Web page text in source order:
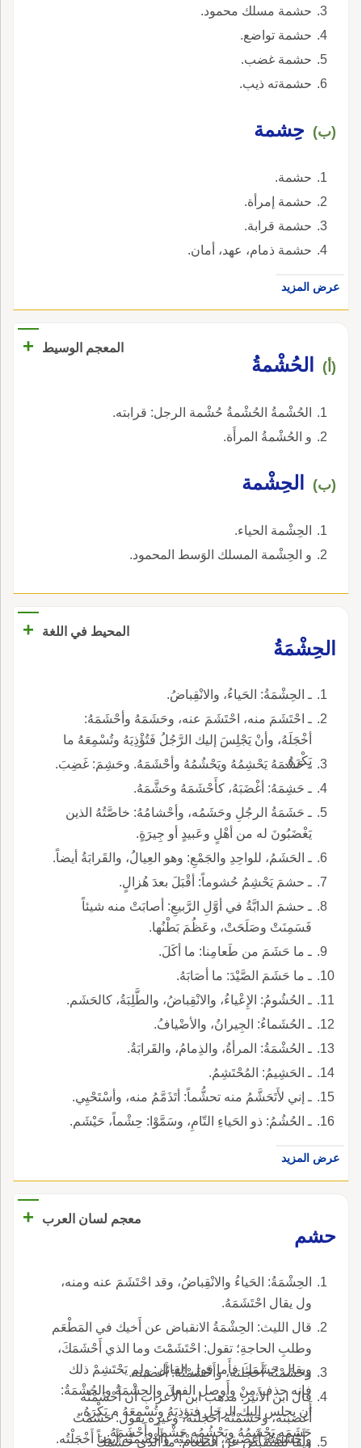
حشمة مسلك محمود.
حشمة تواضع.
حشمة غضب.
حشمةته ذيب.
(ب) حِشمة
حشمة.
حشمة إمرأة.
حشمة قرابة.
حشمة ذمام، عهد، أمان.
عرض المزيد
المعجم الوسيط +
(أ) الحُشْمةُ
الحُشْمةُ الحُشْمةُ حُشْمة الرجل: قرابته.
و الحُشْمةُ المرأَة.
(ب) الحِشْمة
الحِشْمة الحياء.
و الحِشْمة المسلك الوَسط المحمود.
المحيط في اللغة
+
الحِشْمَةُ
ـ الحِشْمَةُ: الحَياءُ، والانْقِباضُ.
ـ احْتَشَمَ منه، احْتَشَمَ عنه، وحَشَمَهُ وأحْشَمَهُ:
أخْجَلَهُ، وأنْ يَجْلِسَ إليك الرَّجُلُ فَتُؤْذِيَهُ وتُسْمِعَهُ ما
يَكْرَهُ.
ـ حَشَمَهُ يَحْشِمُهُ ويَحْشُمُهُ وأحْشَمَهُ. وحَشِمَ: غَضِبَ.
ـ حَشِمَهُ: أغْضَبَهُ، كأَحْشَمَهُ وحَشَّمَهُ.
ـ حَشَمَةُ الرجُلِ وحَشَمُه، وأحْشامُهُ: خاصَّتُهُ الذين
يَغْضَبُونَ له من أهْلٍ وعَبيدٍ أو جِيرَةٍ.
ـ الحَشَمُ، للواحِدِ والجَمْعِ: وهو العِيالُ، والقَرابَةُ أيضاً.
ـ حشمَ يَحْشِمُ حُشوماً: أقْبَلَ بعدَ هُزالٍ.
ـ حشمَ الدابَّةُ في أوَّلِ الرَّبيعِ: أصابَتْ منه شيئاً
فَسَمِنَتْ وصَلَحَتْ، وعَظُمَ بَطْنُها.
ـ ما حَشَمَ من طَعامِنا: ما أكَلَ.
ـ ما حَشَمَ الصَّيْدَ: ما أصَابَهُ.
ـ الحُشُومُ: الإِعْياءُ، والانْقِباضُ، والطَّلِبَةُ، كالحَشَم.
ـ الحُشَماءُ: الجِيرانُ، والأضْيافُ.
ـ الحُشْمَةُ: المرأةُ، والذِمامُ، والقَرابَةُ.
ـ الحَشِيمُ: المُحْتَشِمُ.
ـ إني لأَتَحَشَّمُ منه تحشُّماً: أتَذَمَّمُ منه، وأسْتَحْيِي.
ـ الحُشُمُ: ذو الحَياءِ التّامِ، وسَمَّوْا: حِشْماً، حَيْشَم.
عرض المزيد
معجم لسان العرب
+
حشم
الحِشْمَةُ: الحَياءُ والانْقِباضُ، وقد احْتَشَمَ عنه ومنه،
ول يقال احْتَشَمَهُ.
قال الليث: الحِشْمَةُ الانقباض عن أَخيك في المَطْعَم
وطلبِ الحاجةِ؛ تقول: احْتَشَمْتَ وما الذي أَحْشَمَكَ،
ويقال حَشَمَكَ فأَما قول القائل: ولم يَحْتَشِمْ ذلك
فإنه حذف مِنْ وأَوصل الفعلَ والحِشْمَةُ والحُشْمَةُ:
أَن يجلس إليك الرجل فتؤذِيَهُ وتُسْمِعَهُ م يَكْرَهُ،
حَشَمَه يَحْشِمُهُ ويَحْشُمُه حَشْماً وأَحْشَمَهُ.
وحَشَمْتُه أَخجلته، وأَحْشَمْتُهُ: أَغضبته.
قال ابن الأَثير: مذهب ابن الأَعراب أَن أَحْشَمْتُه
أَغضبته، وحَشَمْتُه أَخجلته، وغيره يقول: حَشَمْتُ
وأَحْشَمْتُه أَغضبته، وحَشَمْتُه وأَحْشَمتُه أَيضاً أَخْجَلْتُه.
ويقا للمُنْقَبِض عن الطعام: ما الذي حَشَمَكَ